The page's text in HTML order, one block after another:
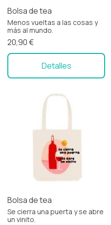
Bolsa de tea
Menos vueltas a las cosas y
más al mundo.
20,90 €
Detalles
Bolsa de tea
Se cierra una puerta y se abre
un vinito.